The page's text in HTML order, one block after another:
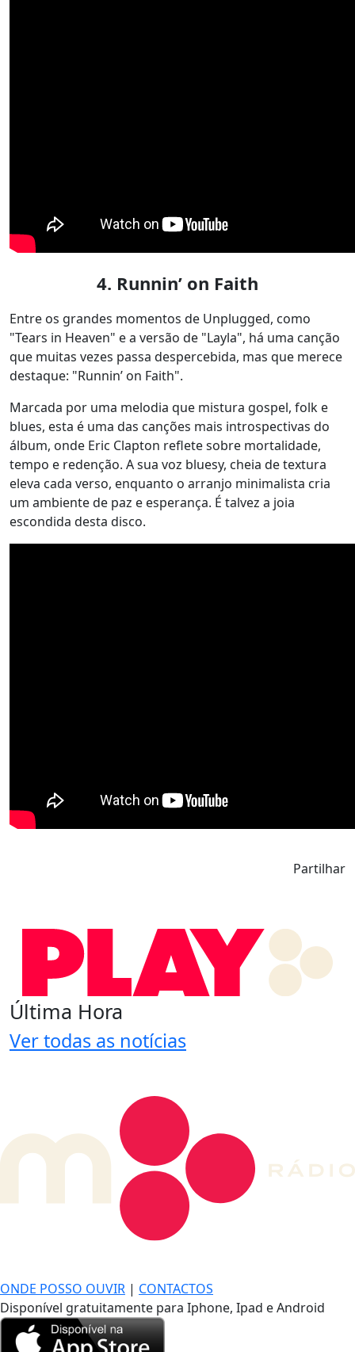
4. Runnin’ on Faith
Entre os grandes momentos de Unplugged, como
"Tears in Heaven" e a versão de "Layla", há uma canção
que muitas vezes passa despercebida, mas que merece
destaque: "Runnin’ on Faith".
Marcada por uma melodia que mistura gospel, folk e
blues, esta é uma das canções mais introspectivas do
álbum, onde Eric Clapton reflete sobre mortalidade,
tempo e redenção. A sua voz bluesy, cheia de textura
eleva cada verso, enquanto o arranjo minimalista cria
um ambiente de paz e esperança. É talvez a joia
escondida desta disco.
Partilhar
Última Hora
Ver todas as notícias
ONDE POSSO OUVIR | CONTACTOS
Disponível gratuitamente para Iphone, Ipad e Android